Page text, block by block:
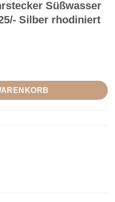
Süßwasser
Silber rhodiniert
Zuchtperle 5 mm 925/-